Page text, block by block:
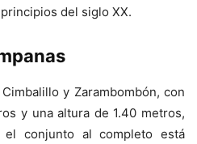
del siglo XX.
y Zarambombón, con
y una altura de 1.40 metros,
el conjunto al completo está